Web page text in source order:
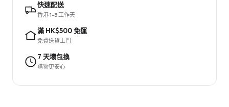
快速配送
香港 1–3 工作天
滿 HK$500 免運
免費送貨上門
7 天壞包換
購物更安心